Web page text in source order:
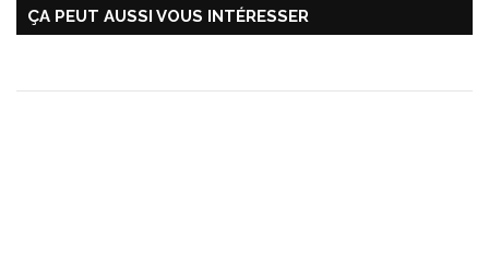
ÇA PEUT AUSSI VOUS INTÉRESSER